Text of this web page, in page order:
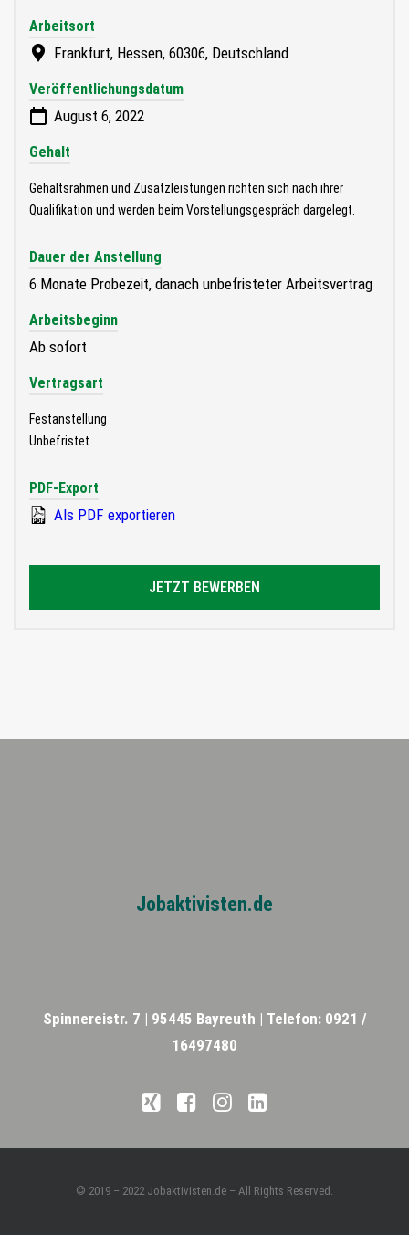
Arbeitsort
Frankfurt, Hessen, 60306, Deutschland
Veröffentlichungsdatum
August 6, 2022
Gehalt
Gehaltsrahmen und Zusatzleistungen richten sich nach ihrer
Qualifikation und werden beim Vorstellungsgespräch dargelegt.
Dauer der Anstellung
6 Monate Probezeit, danach unbefristeter Arbeitsvertrag
Arbeitsbeginn
Ab sofort
Vertragsart
Festanstellung
Unbefristet
PDF-Export
Als PDF exportieren
JETZT BEWERBEN
Jobaktivisten.de
Spinnereistr. 7 | 95445 Bayreuth | Telefon: 0921 /
16497480
© 2019 – 2022 Jobaktivisten.de – All Rights Reserved.